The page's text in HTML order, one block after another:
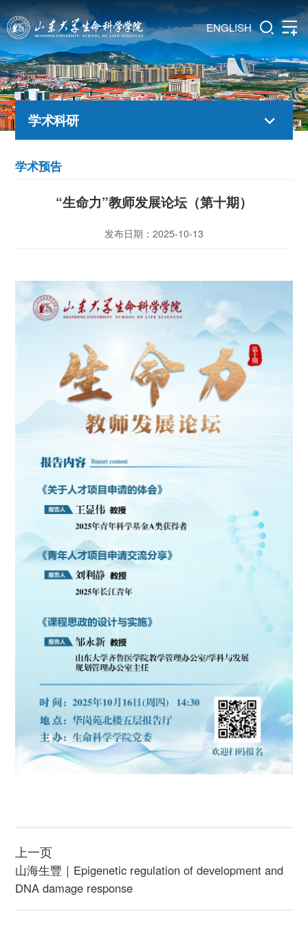
ENGLISH
学术科研
学术预告
“生命力”教师发展论坛（第十期）
发布日期：2025-10-13
上一页
山海生豐｜Epigenetic regulation of development and
DNA damage response